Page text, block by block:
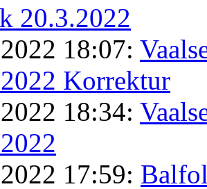
20.3.2022
18:07:
Korrektur
18:34:
17:59: